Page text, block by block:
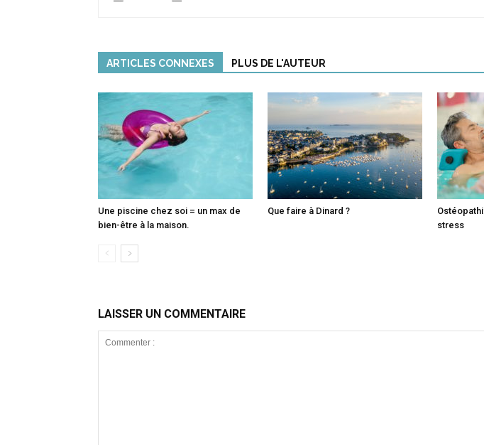
ARTICLES CONNEXES PLUS DE L'AUTEUR
Une piscine chez soi = un max de
bien-être à la maison.
Que faire à Dinard ?
stress
LAISSER UN COMMENTAIRE